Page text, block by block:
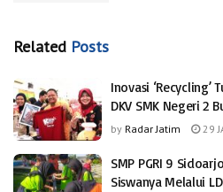
Related Posts
Inovasi ‘Recycling’
DKV SMK Negeri 2
by Radar Jatim 29
SMP PGRI 9
Siswanya Melalui